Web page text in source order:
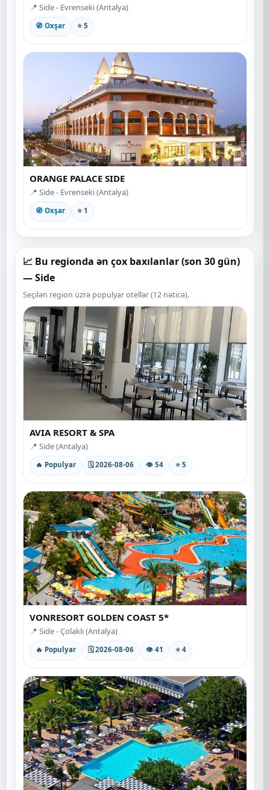
📍 Side - Evrenseki (Antalya)
🧭 Oxşar ⭐ 5
ORANGE PALACE SIDE
📍 Side - Evrenseki (Antalya)
🧭 Oxşar ⭐ 1
📈 Bu regionda ən çox baxılanlar (son 30 gün)
— Side
Seçilən region üzrə populyar otellər (12 nəticə).
AVIA RESORT & SPA
📍 Side (Antalya)
🔥 Populyar 🗓 2026-08-06 👁 54 ⭐ 5
VONRESORT GOLDEN COAST 5*
📍 Side - Çolaklı (Antalya)
🔥 Populyar 🗓 2026-08-06 👁 41 ⭐ 4